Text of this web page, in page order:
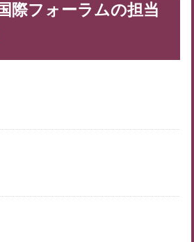
際フォーラムの担当